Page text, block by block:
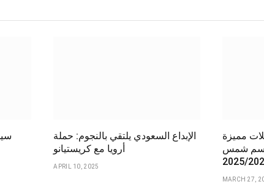
الإبداع السعودي يلتقي بالنجوم: حملة
أرويا مع كريستيانو
APRIL 10, 2025
مميزة
شمس
MARCH 27,